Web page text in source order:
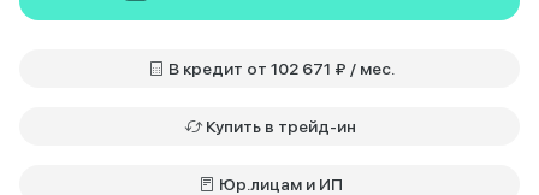
В кредит от 102 671 ₽ / мес.
Купить в трейд-ин
Юр.лицам и ИП